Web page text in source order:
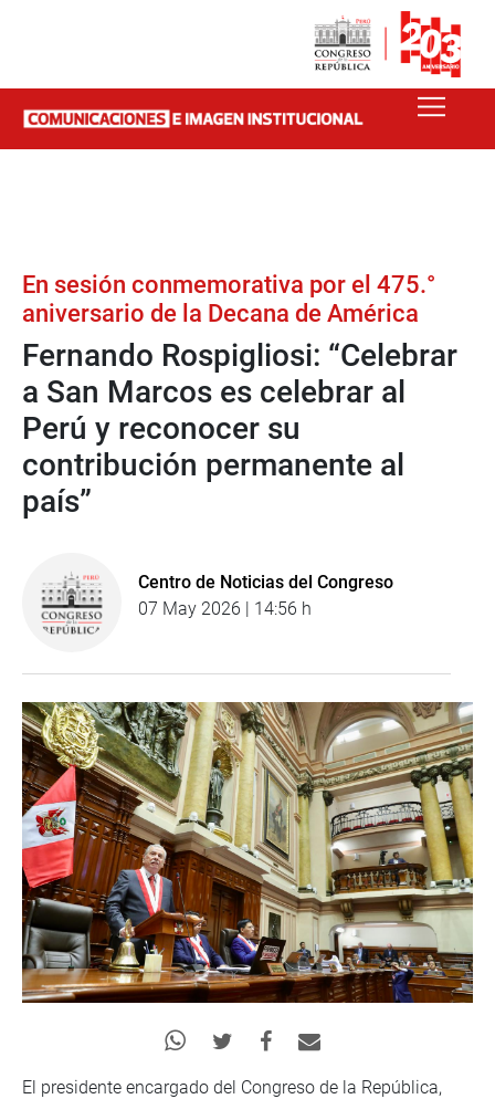
En sesión conmemorativa por el 475.°
aniversario de la Decana de América
Fernando Rospigliosi: “Celebrar
a San Marcos es celebrar al
Perú y reconocer su
contribución permanente al
país”
Centro de Noticias del Congreso
07 May 2026 | 14:56 h
El presidente encargado del Congreso de la República,